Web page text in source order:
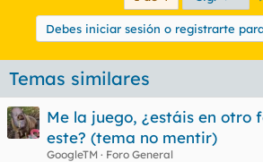
Debes iniciar sesión o registrarte
Temas similares
Me la juego, ¿estáis en otro
este? (tema no mentir)
GoogleTM
Foro General